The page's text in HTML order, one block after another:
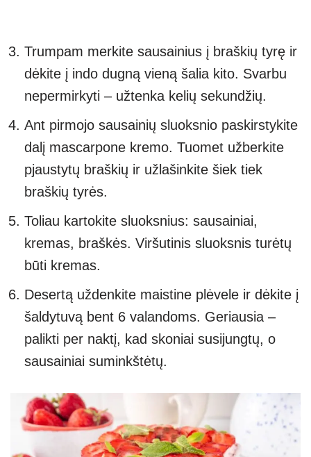
Trumpam merkite sausainius į braškių tyrę ir
dėkite į indo dugną vieną šalia kito. Svarbu
nepermirkyti – užtenka kelių sekundžių.
Ant pirmojo sausainių sluoksnio paskirstykite
dalį mascarpone kremo. Tuomet užberkite
pjaustytų braškių ir užlašinkite šiek tiek
braškių tyrės.
Toliau kartokite sluoksnius: sausainiai,
kremas, braškės. Viršutinis sluoksnis turėtų
būti kremas.
Desertą uždenkite maistine plėvele ir dėkite į
šaldytuvą bent 6 valandoms. Geriausia –
palikti per naktį, kad skoniai susijungtų, o
sausainiai suminkštėtų.